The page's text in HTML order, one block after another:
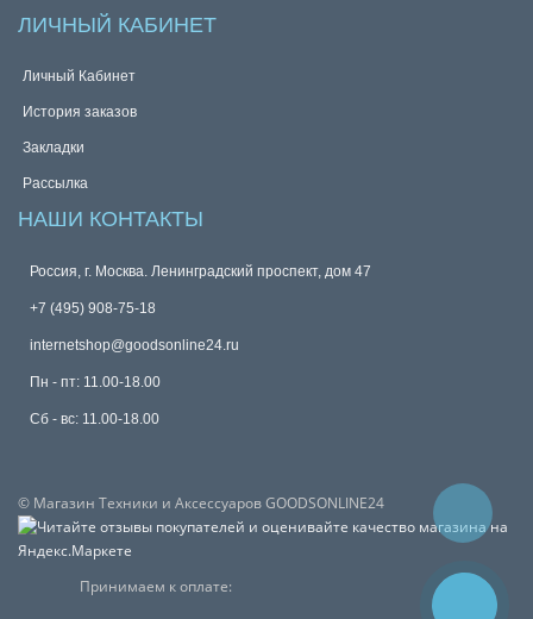
ЛИЧНЫЙ КАБИНЕТ
Личный Кабинет
История заказов
Закладки
Рассылка
НАШИ КОНТАКТЫ
Россия, г. Москва. Ленинградский проспект, дом 47
+7 (495) 908-75-18
internetshop@goodsonline24.ru
Пн - пт: 11.00-18.00
Сб - вс: 11.00-18.00
© Магазин Техники и Аксессуаров GOODSONLINE24
Принимаем к оплате: